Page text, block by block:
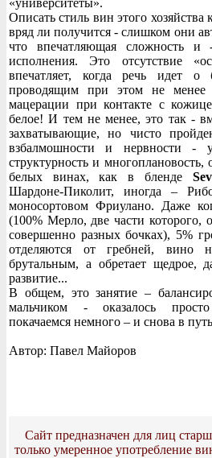
«университеты».
Описать стиль вин этого
вряд ли получится - слишком они
что впечатляющая сложность и -
исполнения. Это отсутствие
впечатляет, когда речь идет о
проводящим при этом не менее
мацерации при контакте с
белое! И тем не менее, это так -
захватывающие, но чисто
взбалмошности и нервности -
структурность и
белых винах, как в бленде
Шардоне-Пиколит, иногда –
моносортовом Фриулано. Даже
(100% Мерло, две части которого,
совершенно разных бочках), 5%
отделяются от гребней, вино
брутальным, а обретает щедрое,
развитие...
В общем, это занятие –
мальчиком - оказалось
покачаемся немного – и снова в
Автор: Павел Майоров
Сайт предназначен для лиц
только умеренное употребление